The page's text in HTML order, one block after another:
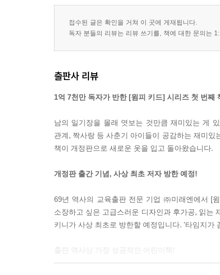
접수된 글은 확인을 거쳐 이 곳에 게재됩니다.
독자 분들의 리뷰는 리뷰 쓰기를, 책에 대한 문의는
출판사 리뷰
1억 7천만 독자가 반한 [윔피 키드] 시리즈 첫 번째
남의 일기장을 몰래 엿보는 것만큼 재미있는 게
관계, 짝사랑 등 사춘기 아이들이 공감하는 재미
책이 개정판으로 새로운 옷을 입고 돌아왔습니다.
개정판 출간 기념, 사상 최초 저자 방한 예정!
69년 역사의 교육출판 전문 기업 ㈜미래엔에서 [
소장하고 싶은 고급스러운 디자인과 후가공, 읽는
키니가 사상 최초로 방한할 예정입니다. '타임지가